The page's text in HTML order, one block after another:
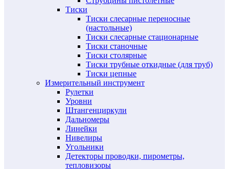
Тиски
Тиски слесарные переносные
(настольные)
Тиски слесарные стационарные
Тиски станочные
Тиски столярные
Тиски трубные откидные (для труб)
Тиски цепные
Измерительный инструмент
Рулетки
Уровни
Штангенциркули
Дальномеры
Линейки
Нивелиры
Угольники
Детекторы проводки, пирометры,
тепловизоры